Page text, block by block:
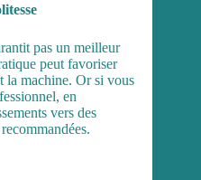
pas un meilleur
peut favoriser
la machine. Or si vous
en
vers des